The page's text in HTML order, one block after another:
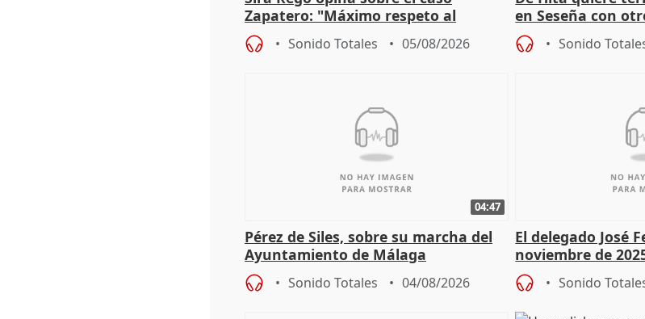
Zapatero: "Máximo respeto al
proceso judicial"
Sonido Totales 05/08/2026
en Seseña con
Sonido
04:47
Pérez de Siles, sobre su marcha del
Ayuntamiento de Málaga
Sonido Totales 04/08/2026
El delegado José
noviembre de
9.810 ayudas por
Sonido